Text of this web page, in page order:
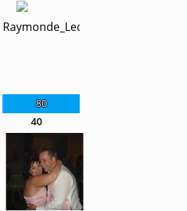
80
Raymonde_Leduc
40